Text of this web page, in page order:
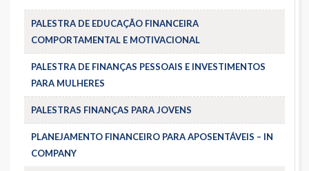
PALESTRA DE EDUCAÇÃO FINANCEIRA
COMPORTAMENTAL E MOTIVACIONAL
PALESTRA DE FINANÇAS PESSOAIS E INVESTIMENTOS
PARA MULHERES
PALESTRAS FINANÇAS PARA JOVENS
PLANEJAMENTO FINANCEIRO PARA APOSENTÁVEIS – IN
COMPANY